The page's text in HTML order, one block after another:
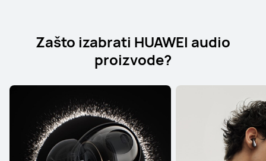
Zašto izabrati HUAWEI audio
proizvode?